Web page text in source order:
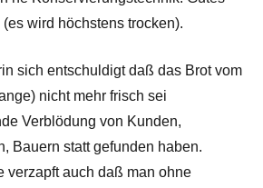
wird höchstens trocken).
sich entschuldigt daß das Brot vom
nicht mehr frisch sei
Verblödung von Kunden,
Bauern statt gefunden haben.
verzapft auch daß man ohne